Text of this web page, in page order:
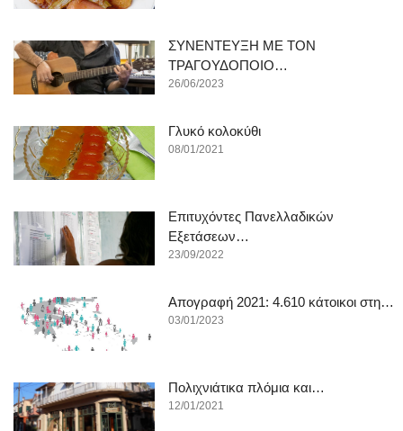
ΣΥΝΕΝΤΕΥΞΗ ΜΕ ΤΟΝ
ΤΡΑΓΟΥΔΟΠΟΙΟ…
26/06/2023
Γλυκό κολοκύθι
08/01/2021
Επιτυχόντες Πανελλαδικών
Εξετάσεων…
23/09/2022
Απογραφή 2021: 4.610 κάτοικοι στη…
03/01/2023
Πολιχνιάτικα πλόμια και…
12/01/2021